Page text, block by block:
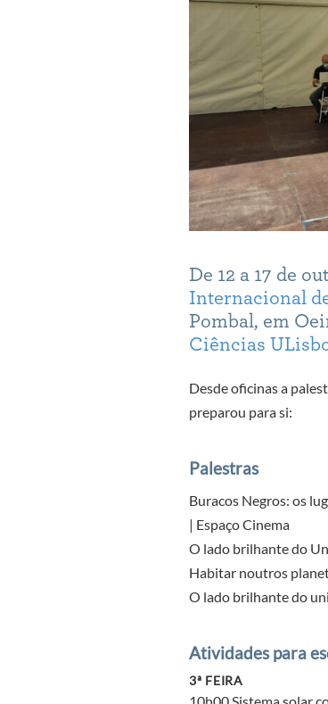
De 12 a 17 de
Internacional
Pombal, em
Ciências
Desde oficinas a
preparou para si:
Palestras
Buracos Negros: os
| Espaço Cinema
O lado brilhante do
Habitar noutros
O lado brilhante do
Atividades para
3ª FEIRA